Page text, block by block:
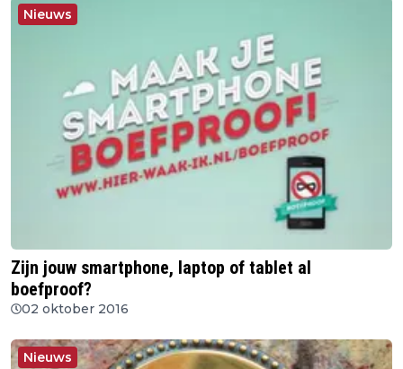
Nieuws
Zijn jouw smartphone, laptop of tablet al
boefproof?
02 oktober 2016
Nieuws